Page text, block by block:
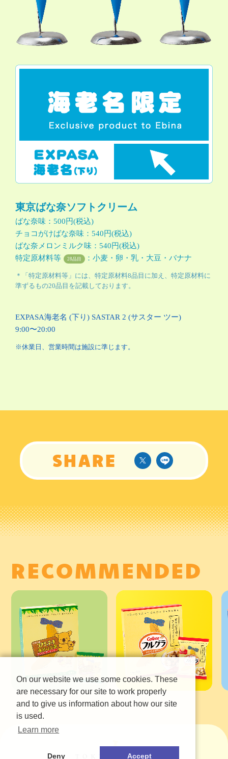
東京ばな奈ソフトクリーム
ばな奈味：500円(税込)
チョコがけばな奈味：540円(税込)
ばな奈メロンミルク味：540円(税込)
特定原材料等
28品目 ：小麦・卵・乳・大豆・バナナ
＊「特定原材料等」には、特定原材料8品目に加え、特定原材料に
準ずるもの20品目を記載しております。
EXPASA海⽼名 (下り) SASTAR 2 (サスター ツー)
9:00〜20:00
※休業日、営業時間は施設に準じます。
SHARE
RECOMMENDED
On our website we use some cookies. These
are necessary for our site to work properly
and to give us information about how our site
is used.
Learn more
Deny Accept